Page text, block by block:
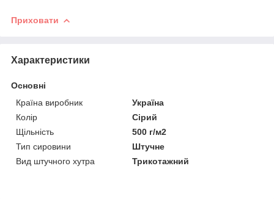
Приховати
Характеристики
Основні
Країна виробник
Україна
Колір
Сірий
Щільність
500 г/м2
Тип сировини
Штучне
Вид штучного хутра
Трикотажний